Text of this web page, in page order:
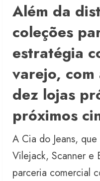
Além da
coleções
estratégia
varejo,
dez lojas
próximos
A Cia do Jeans,
Vilejack, Scanner e
parceria comercial